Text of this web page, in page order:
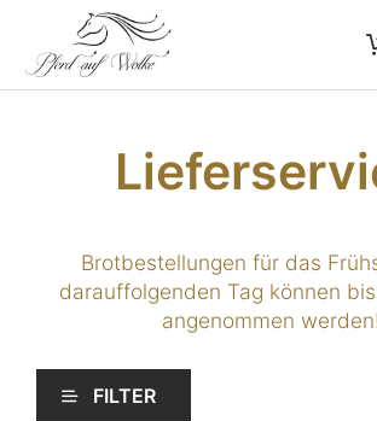
Brotbestellungen für das
darauffolgenden Tag können bis
angenommen werden!
FILTER